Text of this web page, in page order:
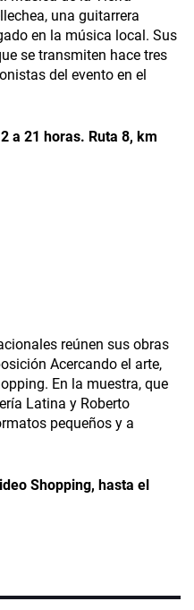
una guitarrera
en la música local. Sus
se transmiten hace tres
del evento en el
a 21 horas. Ruta 8, km
reúnen sus obras
Acercando el arte,
En la muestra, que
Latina y Roberto
pequeños y a
Shopping, hasta el